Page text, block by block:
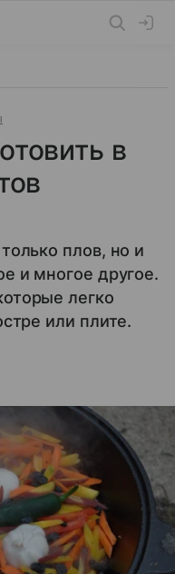
в
плов, но и
и многое другое.
легко
или плите.